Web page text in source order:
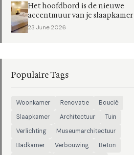
Het hoofdbord is de nieuwe
accentmuur van je slaapkamer
23 June 2026
Populaire Tags
Woonkamer Renovatie
Bouclé
Slaapkamer
Architectuur
Tuin
Verlichting
Museumarchitectuur
Badkamer
Verbouwing
Beton